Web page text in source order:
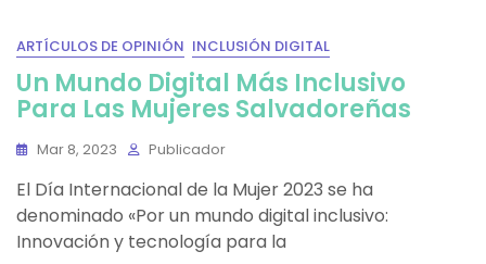
ARTÍCULOS DE OPINIÓN INCLUSIÓN DIGITAL
Un Mundo Digital Más Inclusivo
Para Las Mujeres Salvadoreñas
Mar 8, 2023 Publicador
El Día Internacional de la Mujer 2023 se ha
denominado «Por un mundo digital inclusivo:
Innovación y tecnología para la